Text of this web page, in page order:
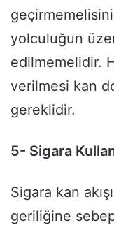
yolculuğun
edilmemelidir.
verilmesi kan
gereklidir.
5- Sigara
Sigara kan
geriliğine